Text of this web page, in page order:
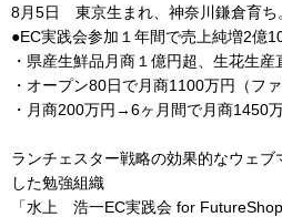
8月5日 東京生まれ、神奈川鎌倉育ち
●EC実践会参加１年間で売上純増2億
・県産生鮮品月商１億円超、生花生産
・オープン80日で月商1100万円（ファ
・月商200万円→6ヶ月間で月商1450
ランチェスター戦略の効果的なウェブ
した勉強組織
「水上 浩一EC実践会 for